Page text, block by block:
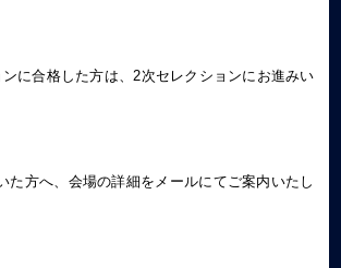
に合格した方は、2次セレクションにお進みい
た方へ、会場の詳細をメールにてご案内いたし